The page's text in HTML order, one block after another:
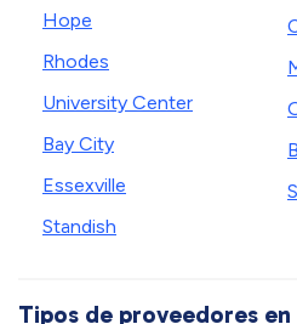
Hope
Rhodes
University Center
Bay City
Essexville
Standish
Tipos de proveedores